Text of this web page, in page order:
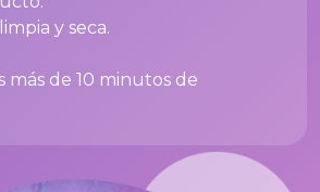
y seca.
más de 10 minutos de